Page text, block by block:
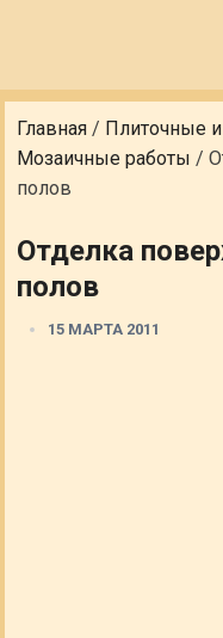
Главная / Плиточные
Мозаичные работы /
полов
Отделка
полов
15 МАРТА 2011